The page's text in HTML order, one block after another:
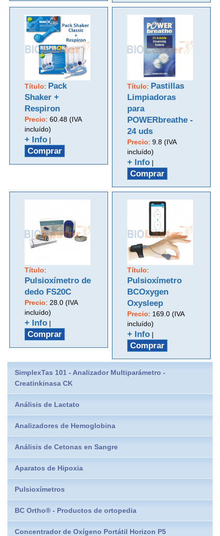
Título: Pack
Shaker +
Respiron
Precio:60.48 (IVA
incluído)
+ Info |
Comprar
Título: Pastillas
Limpiadoras
para
POWERbreathe -
24 uds
Precio:9.8 (IVA
incluído)
+ Info |
Comprar
Título:
Pulsioxímetro de
dedo FS20C
Precio:28.0 (IVA
incluído)
+ Info |
Comprar
Título:
Pulsioxímetro
BCOxygen
Oxysleep
Precio: 169.0 (IVA
incluído)
+ Info |
Comprar
SimplexTas 101 - Analizador Multiparámetro -
Creatinkinasa CK
Análisis de Lactato
Analizadores de Hemoglobina
Análisis de Cetonas en Sangre
Aparatos de Hipoxia
Pulsioxímetros
BC Ortho® - Productos de ortopedia
Concentrador de Oxígeno Portátil Horizon P5